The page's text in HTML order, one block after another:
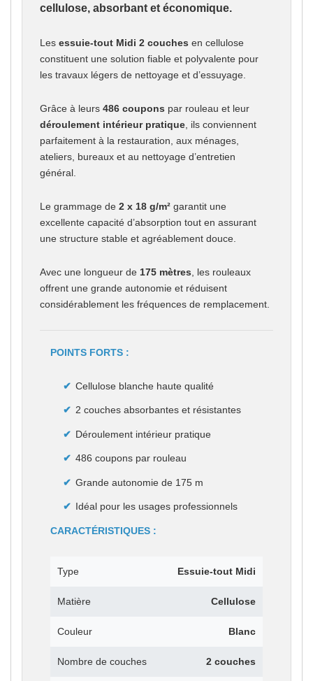
cellulose, absorbant et économique.
Les essuie-tout Midi 2 couches en cellulose
constituent une solution fiable et polyvalente pour
les travaux légers de nettoyage et d’essuyage.
Grâce à leurs 486 coupons par rouleau et leur
déroulement intérieur pratique , ils conviennent
parfaitement à la restauration, aux ménages,
ateliers, bureaux et au nettoyage d’entretien
général.
Le grammage de 2 x 18 g/m² garantit une
excellente capacité d’absorption tout en assurant
une structure stable et agréablement douce.
Avec une longueur de 175 mètres , les rouleaux
offrent une grande autonomie et réduisent
considérablement les fréquences de remplacement.
POINTS FORTS :
Cellulose blanche haute qualité
2 couches absorbantes et résistantes
Déroulement intérieur pratique
486 coupons par rouleau
Grande autonomie de 175 m
Idéal pour les usages professionnels
CARACTÉRISTIQUES :
Type Essuie-tout Midi
Matière Cellulose
Couleur Blanc
Nombre de couches 2 couches